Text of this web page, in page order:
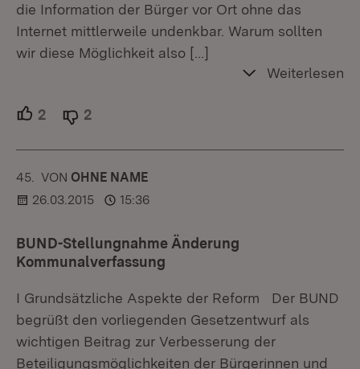
die Information der Bürger vor Ort ohne das
Internet mittlerweile undenkbar. Warum sollten
wir diese Möglichkeit also […]
Weiterlesen
2 Unterstützer.
2
45. KOMMENTAR
VON :OHNE NAME
26.03.2015
15:36
BUND-Stellungnahme Änderung
Kommunalverfassung
I Grundsätzliche Aspekte der Reform Der BUND
begrüßt den vorliegenden Gesetzentwurf als
wichtigen Beitrag zur Verbesserung der
Beteiligungsmöglichkeiten der Bürgerinnen und